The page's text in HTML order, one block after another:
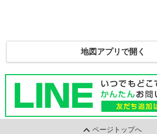
地図アプリで開く
ページトップへ